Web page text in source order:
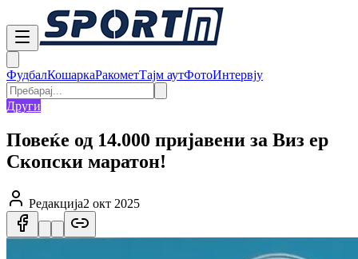
ФудбалКошаркаРакометТајм аутФотоИнтервју
Други
Повеќе од 14.000 пријавени за Виз ер
Скопски маратон!
Редакција2 окт 2025